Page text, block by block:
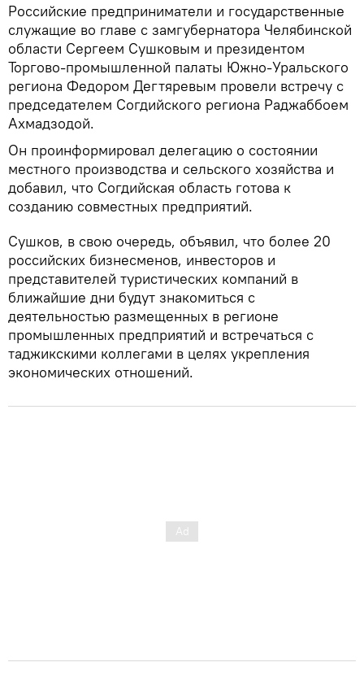
Российские предприниматели и государственные
служащие во главе с замгубернатора Челябинской
области Сергеем Сушковым и президентом
Торгово-промышленной палаты Южно-Уральского
региона Федором Дегтяревым провели встречу с
председателем Согдийского региона Раджаббоем
Ахмадзодой.
Он проинформировал делегацию о состоянии
местного производства и сельского хозяйства и
добавил, что Согдийская область готова к
созданию совместных предприятий.
Сушков, в свою очередь, объявил, что более 20
российских бизнесменов, инвесторов и
представителей туристических компаний в
ближайшие дни будут знакомиться с
деятельностью размещенных в регионе
промышленных предприятий и встречаться с
таджикскими коллегами в целях укрепления
экономических отношений.